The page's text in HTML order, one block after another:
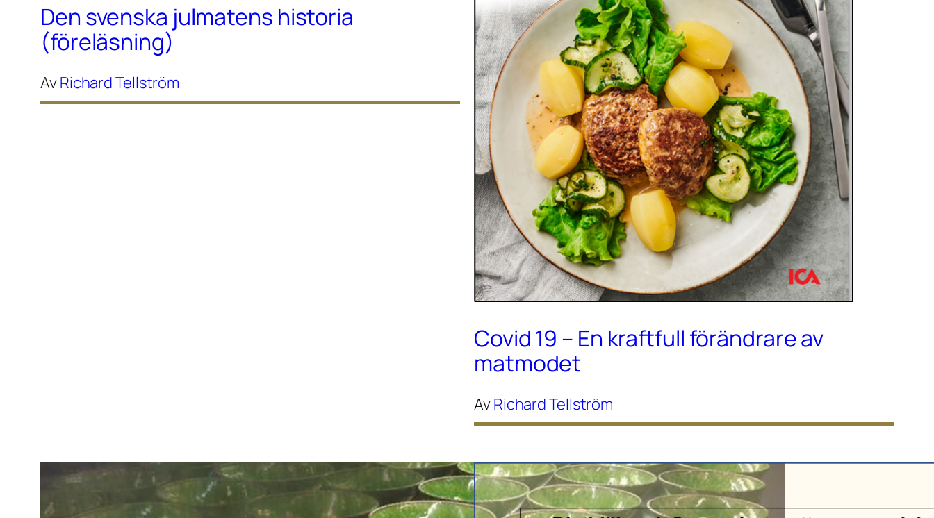
Den svenska julmatens historia
(föreläsning)
AvRichard Tellström
Covid 19 – En kraftfull förändrare av
matmodet
AvRichard Tellström